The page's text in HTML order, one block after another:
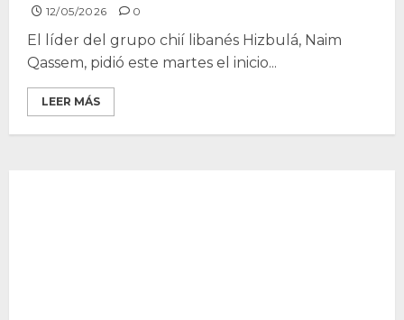
12/05/2026 0
El líder del grupo chií libanés Hizbulá, Naim
Qassem, pidió este martes el inicio...
LEER MÁS